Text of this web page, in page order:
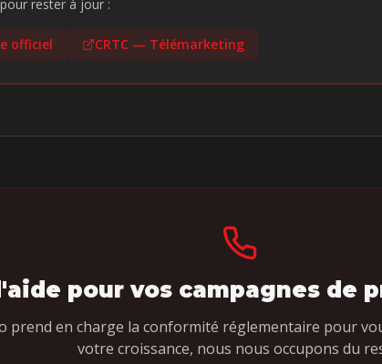
rester à jour :
officiel CRTC — Télémarketing
pour vos campagnes de
prend en charge la conformité réglementaire pour
votre croissance, nous nous occupons du